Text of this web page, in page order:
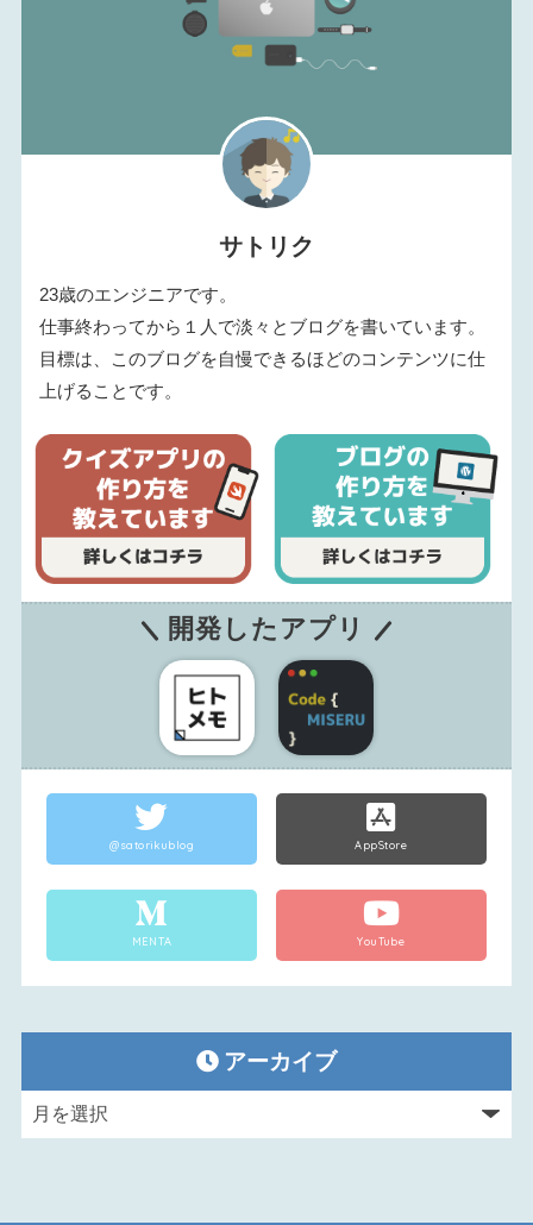
サトリク
23歳のエンジニアです。
仕事終わってから１人で淡々とブログを書いています。
目標は、このブログを自慢できるほどのコンテンツに仕
上げることです。
開発したアプリ
@satorikublog AppStore
MENTA YouTube
アーカイブ